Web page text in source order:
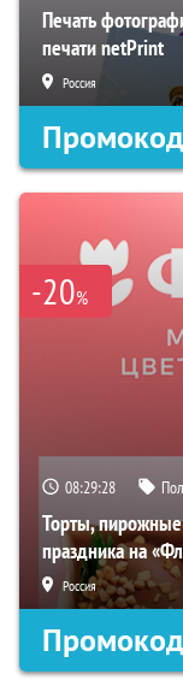
Печать
печати netPrint
Россия
Промокод
-20%
08:29:28
Торты, пирожные
праздника на
Россия
Промокод